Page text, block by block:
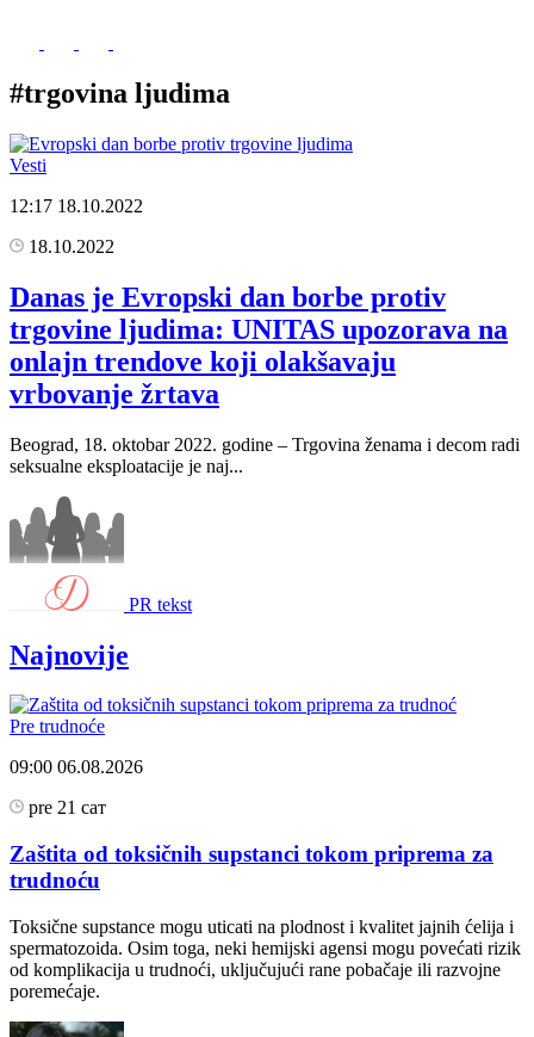
#trgovina ljudima
Vesti
12:17 18.10.2022
18.10.2022
Danas je Evropski dan borbe protiv
trgovine ljudima: UNITAS upozorava na
onlajn trendove koji olakšavaju
vrbovanje žrtava
Beograd, 18. oktobar 2022. godine – Trgovina ženama i decom radi
seksualne eksploatacije je naj...
PR tekst
Najnovije
Pre trudnoće
09:00 06.08.2026
pre 21 сат
Zaštita od toksičnih supstanci tokom priprema za
trudnoću
Toksične supstance mogu uticati na plodnost i kvalitet jajnih ćelija i
spermatozoida. Osim toga, neki hemijski agensi mogu povećati rizik
od komplikacija u trudnoći, uključujući rane pobačaje ili razvojne
poremećaje.